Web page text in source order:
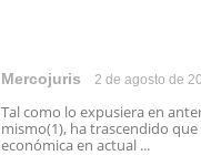
Mercojuris 2 de agosto de
Tal como lo expusiera en
mismo(1), ha trascendido
económica en actual ...